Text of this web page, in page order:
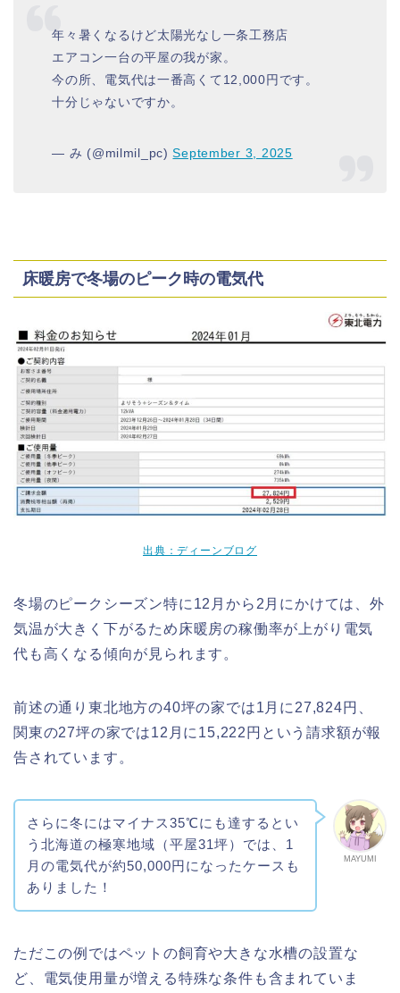
年々暑くなるけど太陽光なし一条工務店
エアコン一台の平屋の我が家。
今の所、電気代は一番高くて12,000円です。
十分じゃないですか。
— み (@milmil_pc)September 3, 2025
床暖房で冬場のピーク時の電気代
出典：ディーンブログ
冬場のピークシーズン特に12月から2月にかけては、外
気温が大きく下がるため床暖房の稼働率が上がり電気
代も高くなる傾向が見られます。
前述の通り東北地方の40坪の家では1月に27,824円、
関東の27坪の家では12月に15,222円という請求額が報
告されています。
MAYUMI
さらに冬にはマイナス35℃にも達するとい
う北海道の極寒地域（平屋31坪）では、1
月の電気代が約50,000円になったケースも
ありました！
ただこの例ではペットの飼育や大きな水槽の設置な
ど、電気使用量が増える特殊な条件も含まれていま